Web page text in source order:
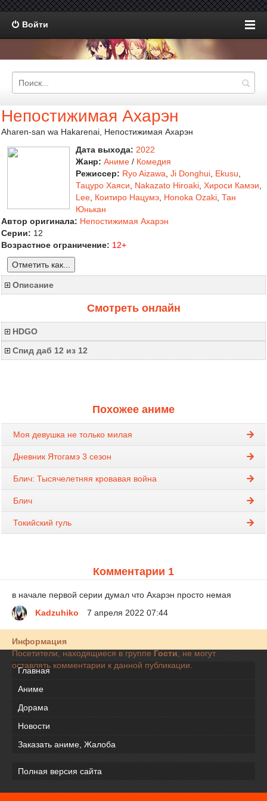
Войти
Непостижимая Ахарэн
Aharen-san wa Hakarenai, Непостижимая Ахарэн
Дата выхода: 2022
Жанр: Аниме / Комедия
Режиссер: Ryo Aizawa Ji Donghui Ekusu
Тацуро Хаяси
Nakazato Hiroaki Хироси Камэи
Lee Коитиро Нацумэ Honoka Ozaki Тан
Юнькан
Автор оригинала: Непостижимая Ахарэн
Серии: 12
Возрастное ограничение: 12+
Отметить как...
Описание
Смотреть онлайн
HDGO
Спид даб 12 из 12
Похожее аниме
Моя девушка не только милая
Дневник Ятогамэ 3 сезон
Блич: Тысячелетняя кровавая война
Блич
Токийский гуль
Комментарии 1
в начале первой серии думал что Ахарэн просто немая
Kadzuhiko
7 апреля 2022 07:44
Информация
Посетители, находящиеся в группе Гости , не могут
оставлять комментарии к данной публикации.
Главная
Аниме
Дорама
Новости
Заказать аниме, Жалоба
Полная версия сайта